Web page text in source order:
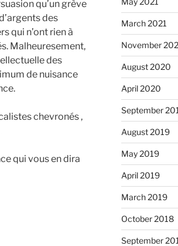
qu’un grève
des
qui n’ont rien à
Malheuresement,
des
de nuisance
chevronés ,
qui vous en dira
March 2021
November
August 2020
April 2020
September
August 2019
May 2019
April 2019
March 2019
October 2018
September